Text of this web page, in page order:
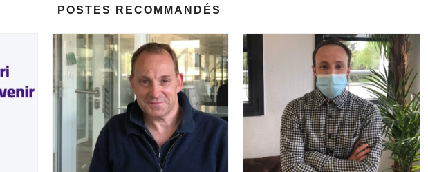
POSTES RECOMMANDÉS